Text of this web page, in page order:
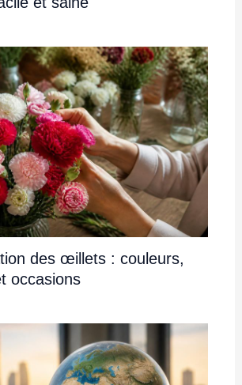
des œillets : couleurs,
occasions